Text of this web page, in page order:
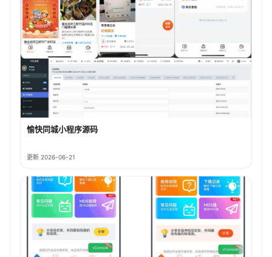
愉快同城小程序源码
更新 2026-06-21